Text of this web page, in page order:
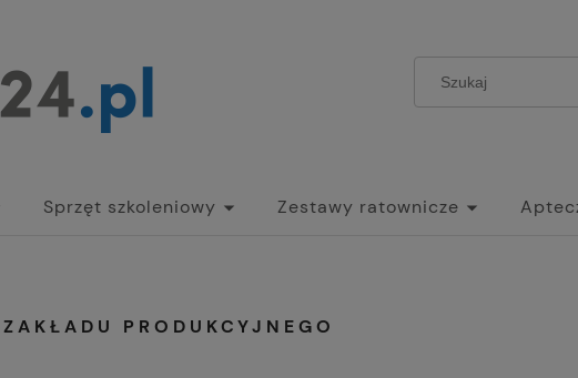
Sprzęt szkoleniowy Zestawy ratownicze
PRODUKCYJNEGO